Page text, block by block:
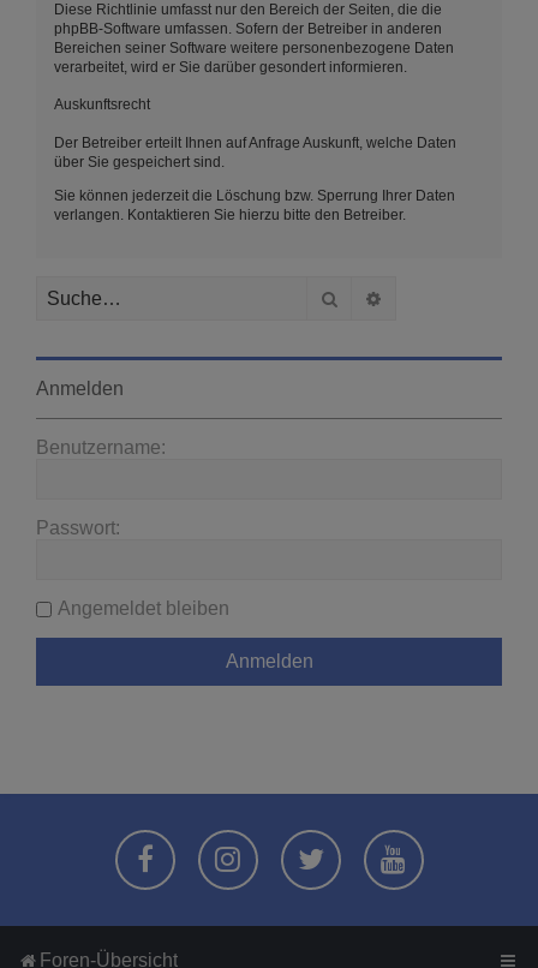
Diese Richtlinie umfasst nur den Bereich der Seiten, die die
phpBB-Software umfassen. Sofern der Betreiber in anderen
Bereichen seiner Software weitere personenbezogene Daten
verarbeitet, wird er Sie darüber gesondert informieren.
Auskunftsrecht
Der Betreiber erteilt Ihnen auf Anfrage Auskunft, welche Daten
über Sie gespeichert sind.
Sie können jederzeit die Löschung bzw. Sperrung Ihrer Daten
verlangen. Kontaktieren Sie hierzu bitte den Betreiber.
Suche
Anmelden
Benutzername:
Passwort:
Angemeldet bleiben
Foren-Übersicht